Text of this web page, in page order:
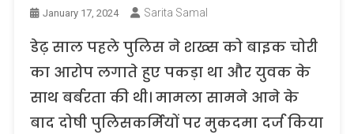
January 17, 2024 Sarita Samal
डेढ़ साल पहले पुलिस ने शख्स को बाइक चोरी
का आरोप लगाते हुए पकड़ा था और युवक के
साथ बर्बरता की थी। मामला सामने आने के
बाद दोषी पुलिसकर्मियों पर मुकदमा दर्ज किया